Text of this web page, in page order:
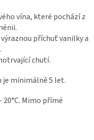
vína, které pochází z
příchuť vanilky a
chutí.
je minimálně 5 let.
Mimo přímé